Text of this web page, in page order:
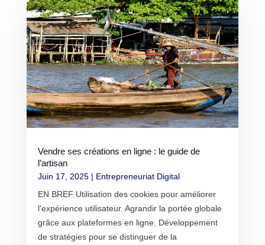
Vendre ses créations en ligne : le guide de
l’artisan
Juin 17, 2025| Entrepreneuriat Digital
EN BREF Utilisation des cookies pour améliorer
l'expérience utilisateur. Agrandir la portée globale
grâce aux plateformes en ligne. Développement
de stratégies pour se distinguer de la